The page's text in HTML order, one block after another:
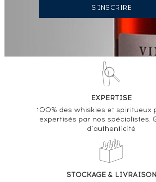
EXPERTISE
100% des whiskies et spiritueux
expertisés par nos spécialistes.
d’authenticité
STOCKAGE & LIVRAISON